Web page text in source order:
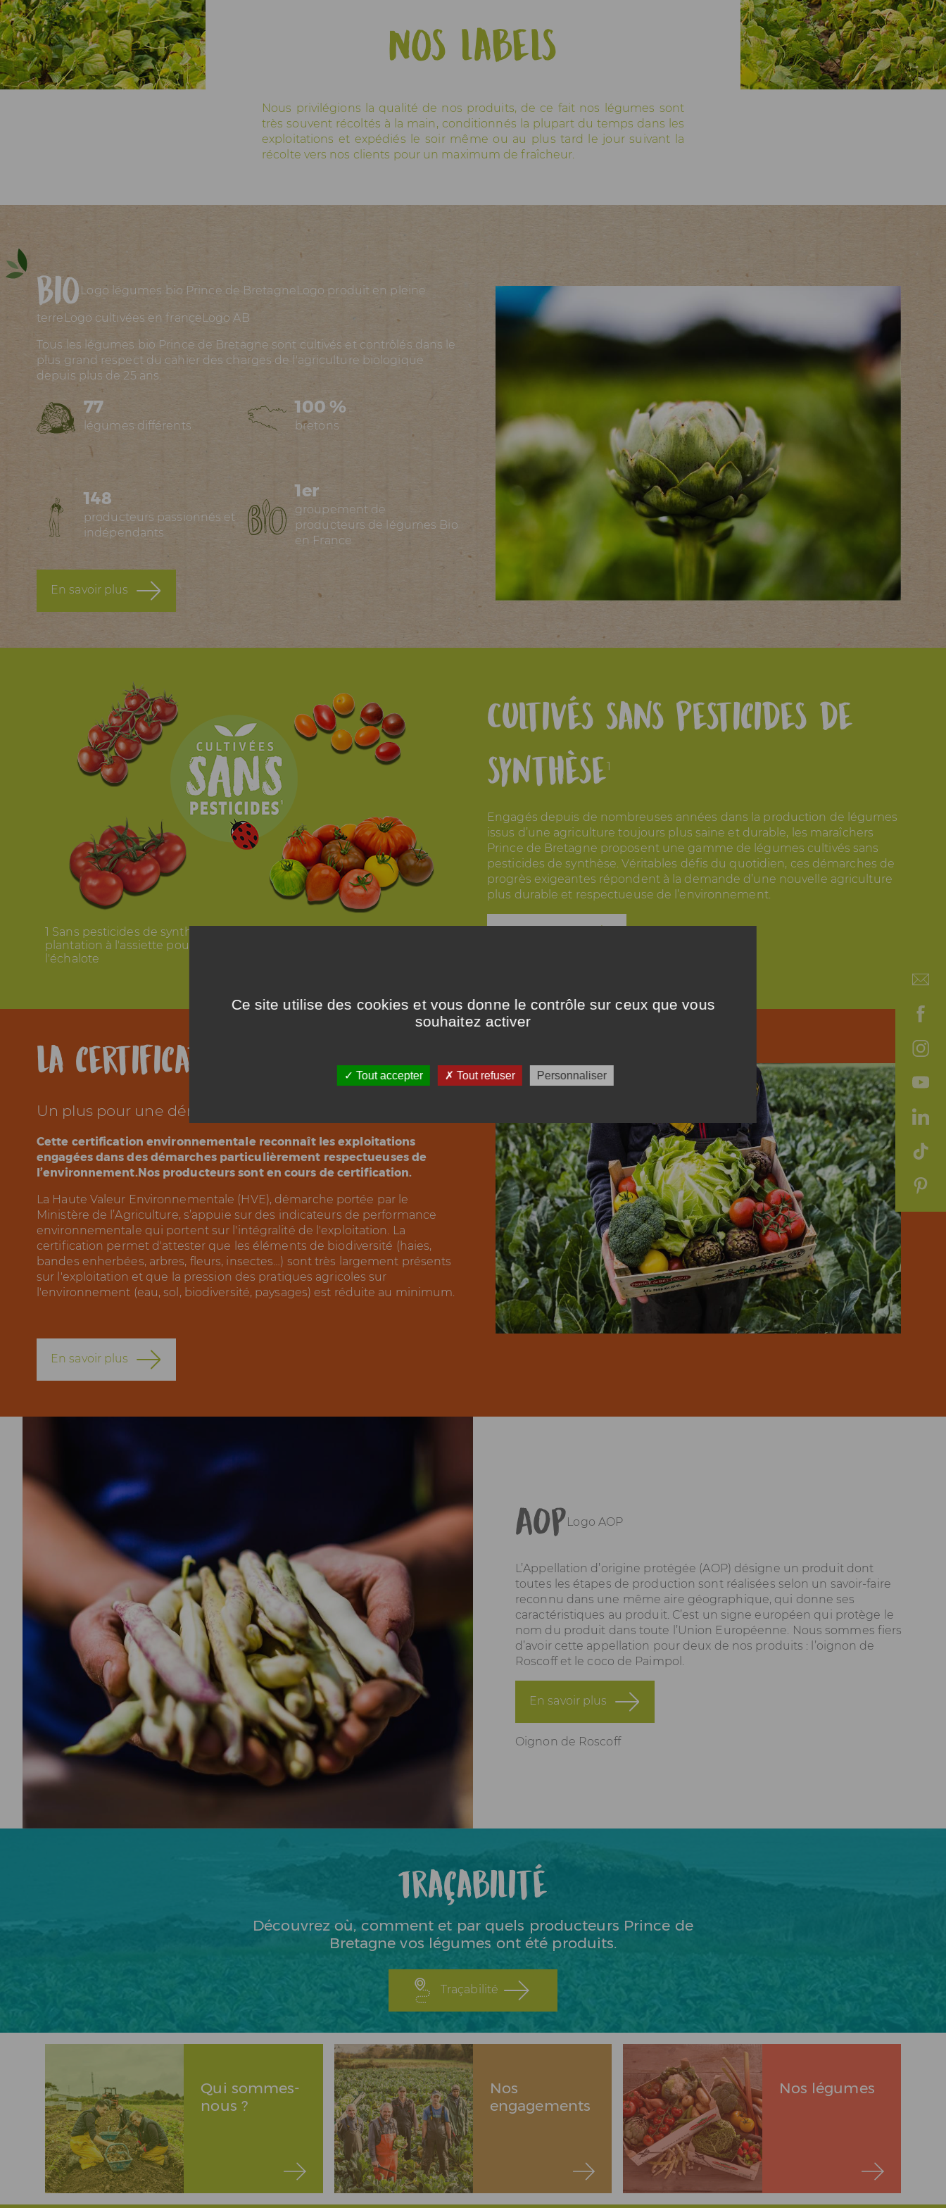
Actualités
Espace Pros & Presse Nos labels
Nous privilégions la qualité de nos produits, de ce fait nos légumes sont
très souvent récoltés à la main, conditionnés la plupart du temps dans les
exploitations et expédiés le soir même ou au plus tard le jour suivant la
récolte vers nos clients pour un maximum de fraîcheur.
Bio Logo légumes bio Prince de BretagneLogo produit en pleine
terre Logo cultivées en franceLogo AB
Tous les légumes bio Prince de Bretagne sont cultivés et contrôlés dans le
plus grand respect du cahier des charges de l'agriculture biologique
depuis plus de 25 ans.
77
légumes différents
100 %
bretons
148
producteurs passionnés et
indépendants
1er
groupement de
producteurs de légumes Bio
en France
En savoir plus
Cultivés sans pesticides de
synthèse1
Engagés depuis de nombreuses années dans la production de légumes
issus d’une agriculture toujours plus saine et durable, les maraîchers
Prince de Bretagne proposent une gamme de légumes cultivés sans
pesticides de synthèse. Véritables défis du quotidien, ces démarches de
progrès exigeantes répondent à la demande d’une nouvelle agriculture
plus durable et respectueuse de l’environnement.
1 Sans pesticides de synthèse de la fleur à l'assiette pour la tomate, de la
plantation à l'assiette pour potimarron et de la feuille à l'assiette pour
l'échalote
La certification HVE
Un plus pour une démarche reconnue
Cette certification environnementale reconnaît les exploitations
engagées dans des démarches particulièrement respectueuses de
l’environnement.Nos producteurs sont en cours de certification.
La Haute Valeur Environnementale (HVE), démarche portée par le
Ministère de l’Agriculture, s’appuie sur des indicateurs de performance
environnementale qui portent sur l'intégralité de l'exploitation. La
certification permet d'attester que les éléments de biodiversité (haies,
bandes enherbées, arbres, fleurs, insectes…) sont très largement présents
sur l'exploitation et que la pression des pratiques agricoles sur
l'environnement (eau, sol, biodiversité, paysages) est réduite au minimum.
En savoir plus
AOPLogo AOP
L’Appellation d’origine protégée (AOP) désigne un produit dont
toutes les étapes de production sont réalisées selon un savoir-faire
reconnu dans une même aire géographique, qui donne ses
caractéristiques au produit. C’est un signe européen qui protège le
nom du produit dans toute l’Union Européenne. Nous sommes fiers
d’avoir cette appellation pour deux de nos produits : l’oignon de
Roscoffet le coco de Paimpol .
En savoir plus
Oignon de Roscoff
Traçabilité
Découvrez où, comment et par quels producteurs Prince de
Bretagne vos légumes ont été produits.
Traçabilité
Qui sommes-
nous ?
Nos
engagements
Nos légumes
Ce site utilise des cookies et vous donne le contrôle sur ceux que vous
souhaitez activer
Tout accepter Tout refuser Personnaliser